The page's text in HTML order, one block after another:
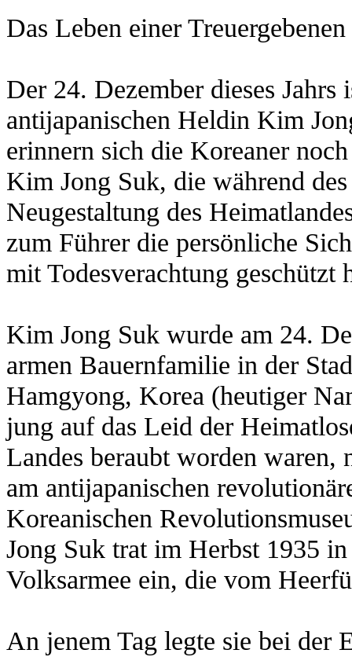
Das Leben einer Treuergebenen
Der 24. Dezember dieses Jahrs
antijapanischen Heldin Kim
erinnern sich die Koreaner
Kim Jong Suk, die während
Neugestaltung des
zum Führer die persönliche
mit Todesverachtung geschützt
Kim Jong Suk wurde am 24.
armen Bauernfamilie in der
Hamgyong, Korea (heutiger
jung auf das Leid der
Landes beraubt worden
am antijapanischen
Koreanischen
Jong Suk trat im Herbst 1935
Volksarmee ein, die vom
An jenem Tag legte sie bei der